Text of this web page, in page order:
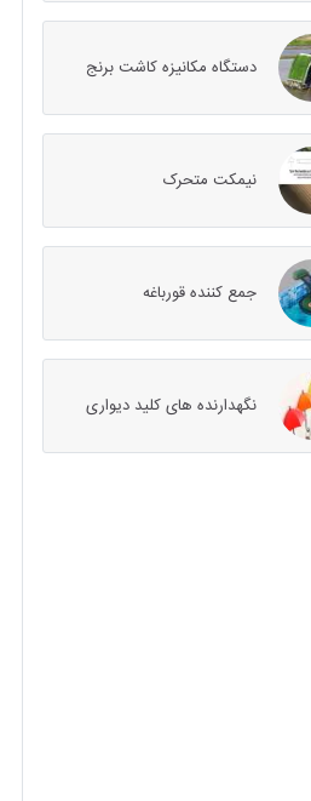
دستگاه مکانیزه کاشت برنج
نیمکت متحرک
جمع کننده قورباغه
نگهدارنده های کلید دیواری